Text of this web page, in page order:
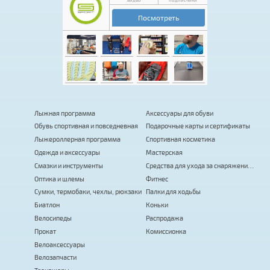
Лыжная программа
Обувь спортивная и повседневная
Лыжероллерная программа
Одежда и аксессуары
Смазки и инструменты
Оптика и шлемы
Сумки, термобаки, чехлы, рюкзаки
Биатлон
Велосипеды
Прокат
Велоаксессуары
Велозапчасти
Аксессуары для обуви
Подарочные карты и сертификаты
Спортивная косметика
Мастерская
Средства для ухода за снаряжением
Фитнес
Палки для ходьбы
Коньки
Распродажа
Комиссионка